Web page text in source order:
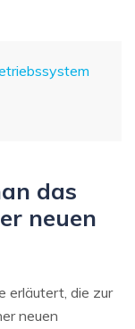
das
neuen
erläutert, die zur
neuen